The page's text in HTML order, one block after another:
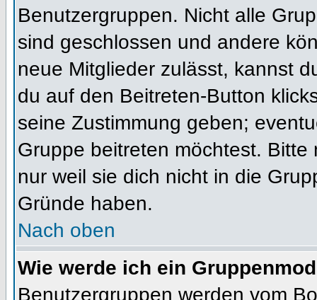
Benutzergruppen. Nicht alle
sind geschlossen und andere
neue Mitglieder zulässt, kannst
du auf den Beitreten-Button
seine Zustimmung geben;
Gruppe beitreten möchtest.
nur weil sie dich nicht in die
Gründe haben.
Nach oben
Wie werde ich ein
Benutzergruppen werden vom